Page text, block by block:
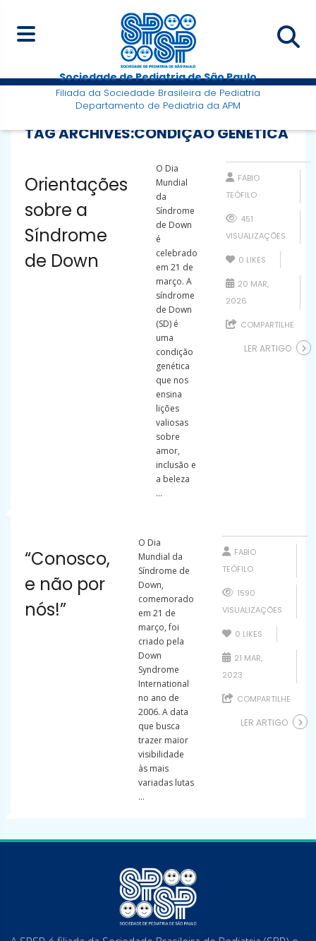
Sociedade de Pediatria de São Paulo
Filiada da Sociedade Brasileira de Pediatria
Departamento de Pediatria da APM
TAG ARCHIVES:CONDIÇÃO GENÉTICA
Orientações
sobre a
Síndrome
de Down
O Dia
Mundial
da
Síndrome
de Down
é
celebrado
em 21 de
março. A
síndrome
de Down
(SD) é
uma
condição
genética
que nos
ensina
lições
valiosas
sobre
amor,
inclusão e
a beleza
...
FABIO
TEÓFILO
451
VISUALIZAÇÕES
0 LIKES
20 MAR,
2026
COMPARTILHE
LER ARTIGO
“Conosco,
e não por
nós!”
O Dia
Mundial da
Síndrome de
Down,
comemorado
em 21 de
março, foi
criado pela
Down
Syndrome
International
no ano de
2006. A data
que busca
trazer maior
visibilidade
às mais
variadas lutas
...
FABIO
TEÓFILO
1590
VISUALIZAÇÕES
0 LIKES
21 MAR,
2023
COMPARTILHE
LER ARTIGO